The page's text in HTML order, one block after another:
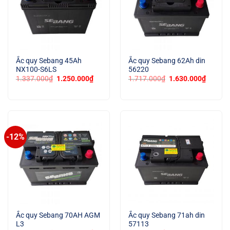
Ắc quy Sebang 45Ah
NX100-S6LS
1.337.000₫ Giá
1.250.000₫Giá
hiện
Ắc quy Sebang 62Ah din
56220
1.717.000₫ Giá
1.630.000₫Giá
hiện
-12%
Ắc quy Sebang 70AH AGM
L3
Ắc quy Sebang 71ah din
57113